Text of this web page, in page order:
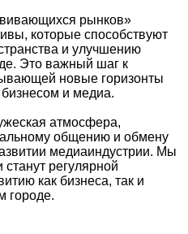
рынков»
которые способствуют
и улучшению
Это важный шаг к
новые горизонты
и медиа.
атмосфера,
общению и обмену
медиаиндустрии. Мы
станут регулярной
как бизнеса, так и
городе.